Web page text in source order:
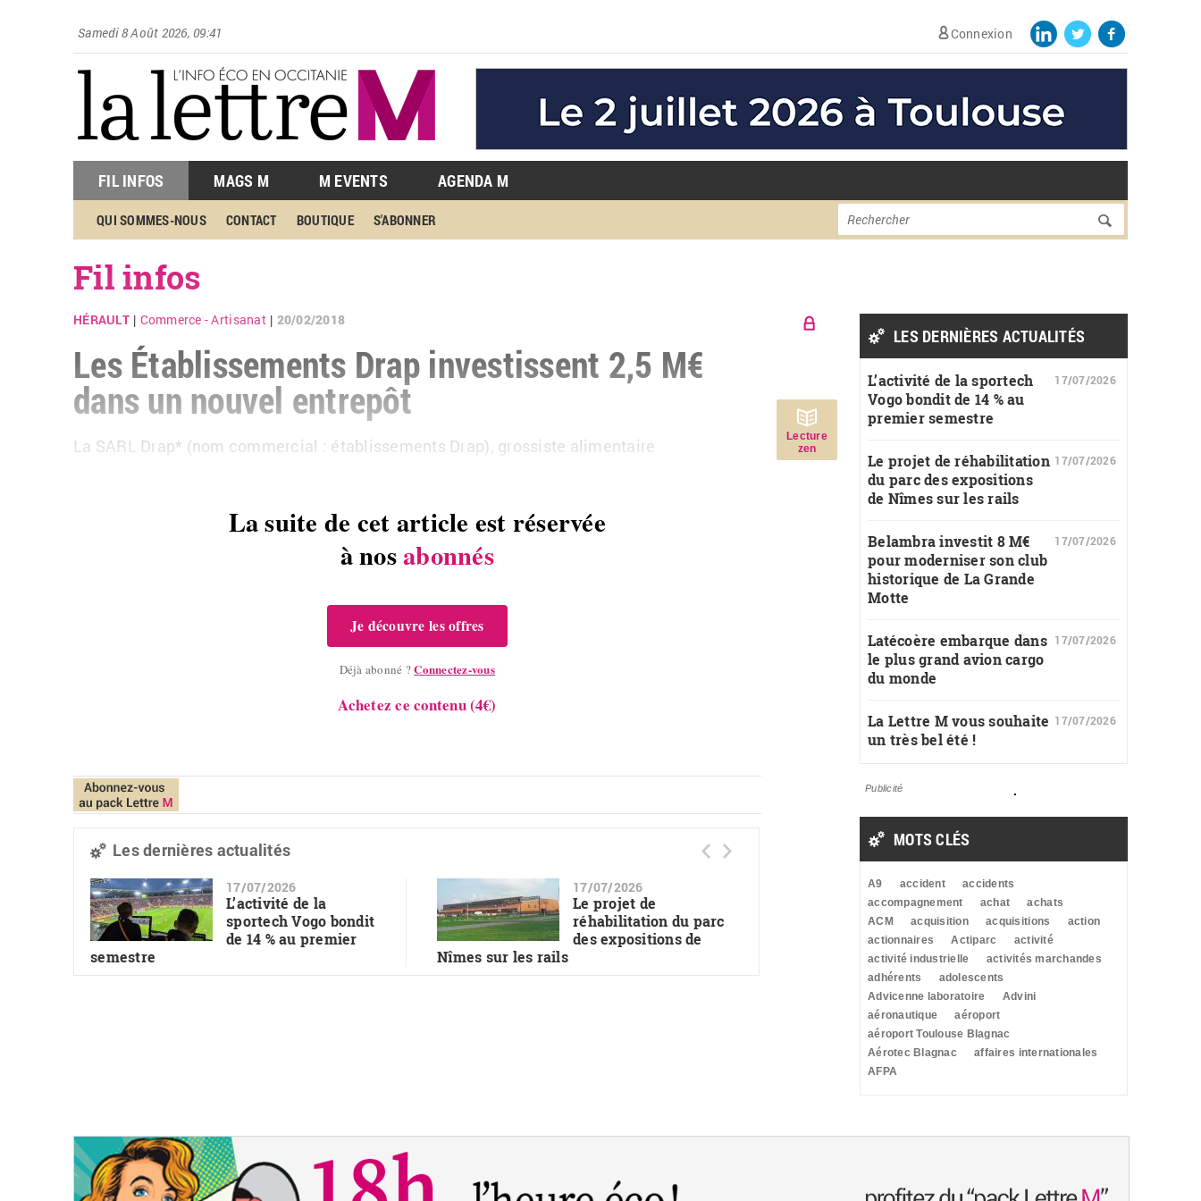
Samedi 8 Août 2026, 09:41 Connexion
FIL INFOS MAGS M M EVENTS AGENDA M
QUI SOMMES-NOUS CONTACT BOUTIQUE S'ABONNER Formulaire de
Rechercher
Fil infos
HÉRAULT| Commerce - Artisanat| 20/02/2018
Les Établissements Drap investissent 2,5 M€
dans un nouvel entrepôt
La SARL Drap* (nom com­mer­cial : éta­blis­se­ments Drap), gros­siste ali­men­taire
La suite de cet article est réservée
à nosabonnés
Je découvre les offres
Déjà abonné ?Connectez-vous
Achetez ce contenu (4€)
Lec­ture
zen
Les dernières actualités
17/07/2026
L’activité de la
sportech Vogo bondit
de 14 % au premier
semestre
17/07/2026
Le projet de
réhabilitation du parc
des expositions de
Nîmes sur les rails
LES DERNIÈRES ACTUALITÉS
L’activité de la sportech
Vogo bondit de 14 % au
premier semestre
17/07/2026
Le projet de réhabilitation
du parc des expositions
de Nîmes sur les rails
17/07/2026
Belambra investit 8 M€
pour moderniser son club
historique de La Grande
Motte
17/07/2026
Latécoère embarque dans
le plus grand avion cargo
du monde
17/07/2026
La Lettre M vous souhaite
un très bel été !
17/07/2026
Publicité
MOTS CLÉS
A9 accident
accidents
accompagnement
achat
achats
ACM
acquisition acquisitions
action
actionnaires
Actiparc
activité
activité industrielle
activités marchandes
adhérents
adolescents
Advicenne laboratoire
Advini
aéronautique
aéroport
aéroport Toulouse Blagnac
Aérotec Blagnac
affaires internationales
AFPA